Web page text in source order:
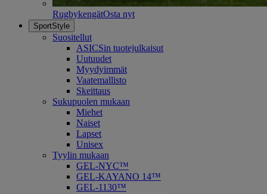
RugbykengätOsta nyt
SportStyle
Suositellut
ASICSin tuotejulkaisut
Uutuudet
Myydyimmät
Vaatemallisto
Skeittaus
Sukupuolen mukaan
Miehet
Naiset
Lapset
Unisex
Tyylin mukaan
GEL-NYC™
GEL-KAYANO 14™
GEL-1130™